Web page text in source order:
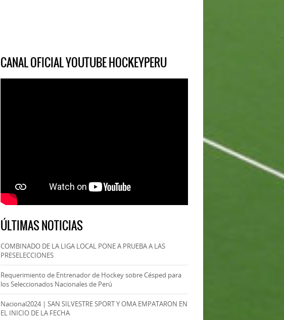
CANAL OFICIAL YOUTUBE HOCKEYPERU
ÚLTIMAS NOTICIAS
COMBINADO DE LA LIGA LOCAL PONE A PRUEBA A LAS
PRESELECCIONES
Requerimiento de Entrenador de Hockey sobre Césped para
los Seleccionados Nacionales de Perú
Nacional2024 | SAN SILVESTRE SPORT Y OMA EMPATARON EN
EL INICIO DE LA FECHA